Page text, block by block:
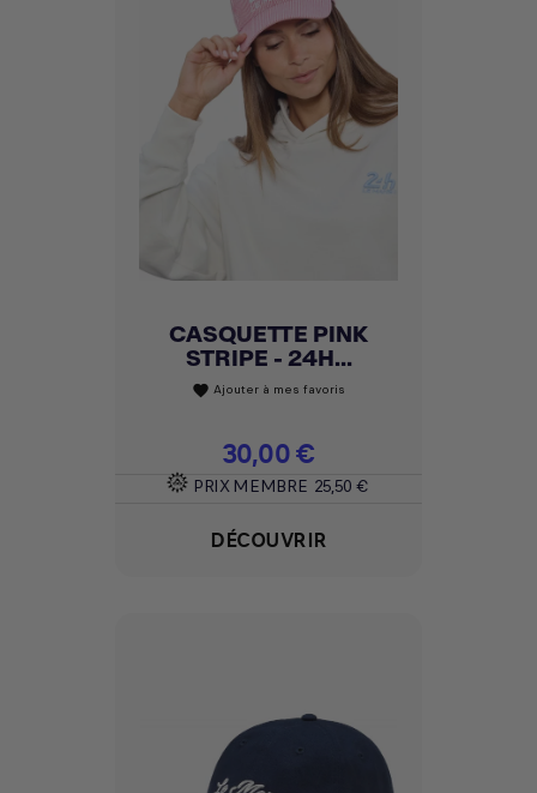
CASQUETTE PINK
STRIPE - 24H...
favorite Ajouter à mes favoris
Prix
30,00 €
PRIX MEMBRE 25,50 €
DÉCOUVRIR